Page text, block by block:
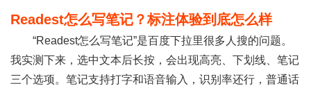
Readest怎么写笔记？标注体验到底怎么样
“Readest怎么写笔记”是百度下拉里很多人搜的问题。
我实测下来，选中文本后长按，会出现高亮、下划线、笔记
三个选项。笔记支持打字和语音输入，识别率还行，普通话